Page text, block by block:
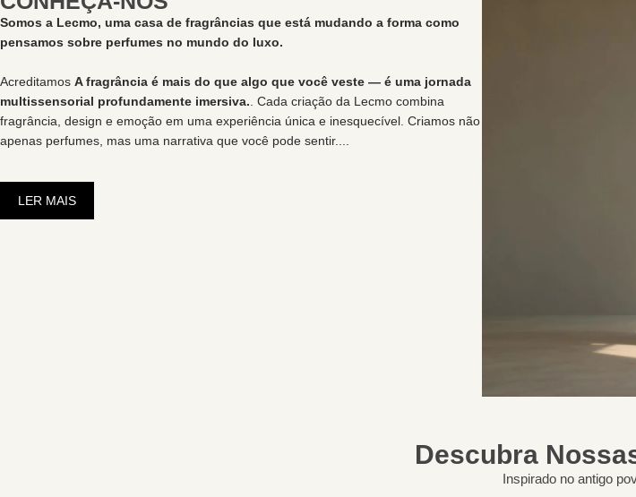
Somos a Lecmo, uma casa de fragrâncias que está mudando a forma como
pensamos sobre perfumes no mundo do luxo.
Acreditamos A fragrância é mais do que algo que você veste — é uma jornada
multissensorial profundamente imersiva. . Cada criação da Lecmo combina
fragrância, design e emoção em uma experiência única e inesquecível. Criamos não
apenas perfumes, mas uma narrativa que você pode sentir.
LER MAIS
Descubra
Inspirado no antigo